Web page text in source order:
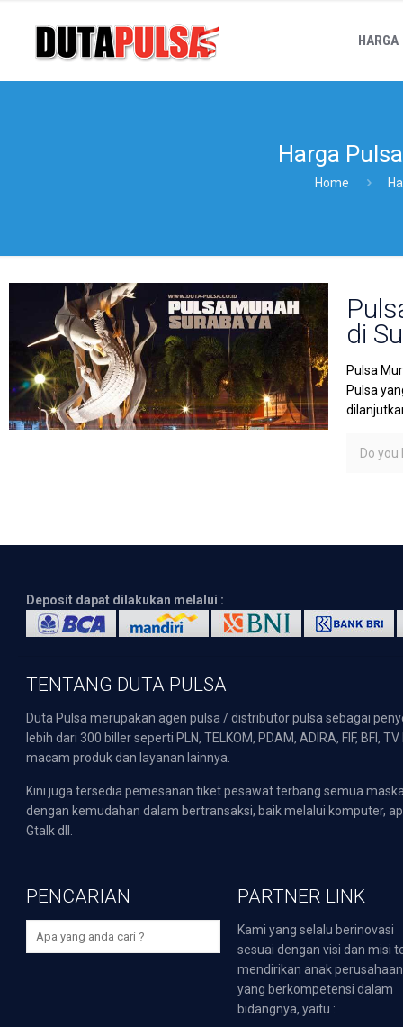
HARGA
Harga
Home
di
Pulsa
Pulsa
Do you
Deposit dapat dilakukan melalui :
TENTANG DUTA PULSA
Duta Pulsa merupakan agen pulsa / distributor pulsa sebagai
lebih dari 300 biller seperti PLN, TELKOM, PDAM, ADIRA, FIF,
macam produk dan layanan lainnya.
Kini juga tersedia pemesanan tiket pesawat terbang semua
dengan kemudahan dalam bertransaksi, baik melalui komputer,
Gtalk dll.
PENCARIAN PARTNER LINK
Kami yang selalu berinovasi
sesuai dengan visi dan misi
mendirikan anak perusahaan
yang berkompetensi dalam
bidangnya, yaitu :